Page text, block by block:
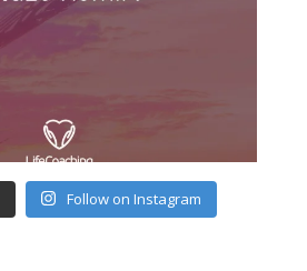
Follow on Instagram